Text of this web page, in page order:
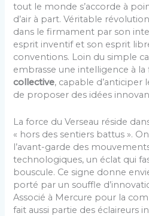
tout le monde s’accorde à
d’air à part. Véritable
dans le firmament par son
esprit inventif et son esprit
conventions. Loin du simple
embrasse une intelligence à
collective, capable d’anticiper
de proposer des idées
La force du Verseau réside
« hors des sentiers battus ».
l’avant-garde des
technologiques, un éclat qui
bouscule. Ce signe donne
porté par un souffle
Associé à Mercure pour la
fait aussi partie des éclaireurs